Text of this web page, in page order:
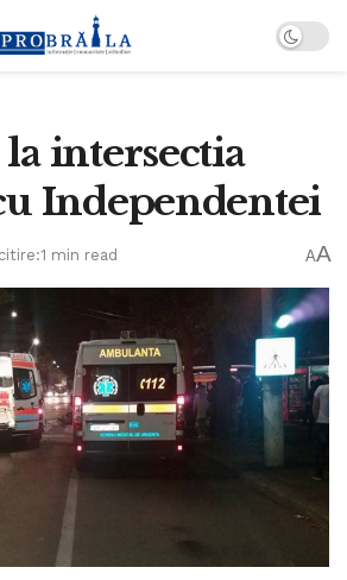
intersectia
Independentei
min read AA